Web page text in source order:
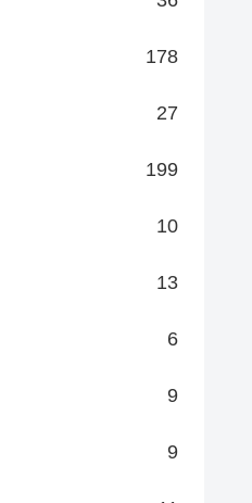
178
27
199
10
13
6
9
9